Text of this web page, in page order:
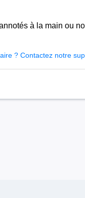
à la main ou
? Contactez notre